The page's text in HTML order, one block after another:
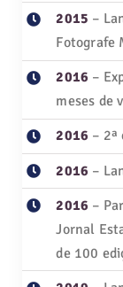
2015 –
Fotografe
2016 –
meses de
2016 – 2ª
2016 –
2016 –
Jornal
de 100